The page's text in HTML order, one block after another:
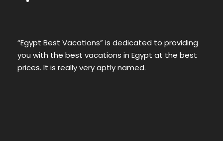
“Egypt Best Vacations” is dedicated to providing
you with the best vacations in Egypt at the best
prices. It is really very aptly named.